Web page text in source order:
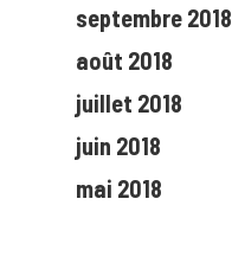
septembre 2018
août 2018
juillet 2018
juin 2018
mai 2018